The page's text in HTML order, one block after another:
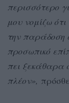
περισσότερο
μου νομίζω
την παράδοση
προσωπικό
πει ξεκάθαρα
πλέον»,